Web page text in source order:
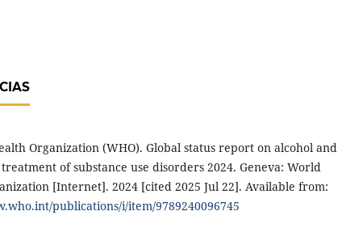
Organization (WHO). Global status report on alcohol and
of substance use disorders 2024. Geneva: World
[Internet]. 2024 [cited 2025 Jul 22]. Available from:
publications/i/item/9789240096745